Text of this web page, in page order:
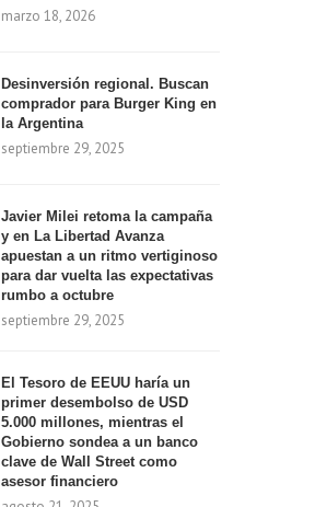
marzo 18, 2026
Desinversión regional. Buscan
comprador para Burger King en
la Argentina
septiembre 29, 2025
Javier Milei retoma la campaña
y en La Libertad Avanza
apuestan a un ritmo vertiginoso
para dar vuelta las expectativas
rumbo a octubre
septiembre 29, 2025
El Tesoro de EEUU haría un
primer desembolso de USD
5.000 millones, mientras el
Gobierno sondea a un banco
clave de Wall Street como
asesor financiero